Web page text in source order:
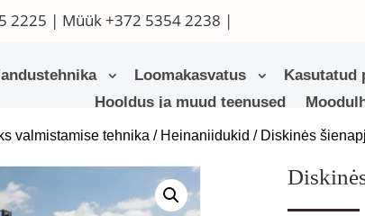
2225 | Müük+372 5354 2238 |
Loomakasvatus
Kasutatud
Hooldus ja muud teenused
valmistamise tehnika / Heinaniidukid / Diskinės